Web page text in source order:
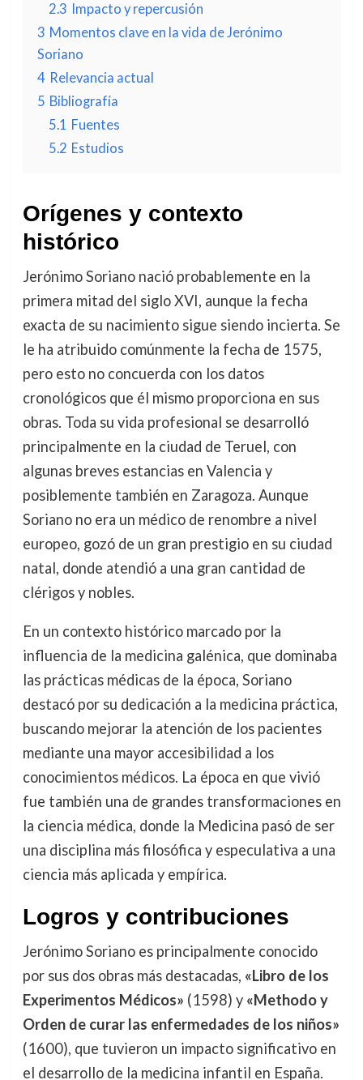
2.3 Impacto y repercusión
3 Momentos clave en la vida de Jerónimo
Soriano
4 Relevancia actual
5 Bibliografía
5.1 Fuentes
5.2 Estudios
Orígenes y contexto
histórico
Jerónimo Soriano nació probablemente en la
primera mitad del siglo XVI, aunque la fecha
exacta de su nacimiento sigue siendo incierta. Se
le ha atribuido comúnmente la fecha de 1575,
pero esto no concuerda con los datos
cronológicos que él mismo proporciona en sus
obras. Toda su vida profesional se desarrolló
principalmente en la ciudad de Teruel, con
algunas breves estancias en Valencia y
posiblemente también en Zaragoza. Aunque
Soriano no era un médico de renombre a nivel
europeo, gozó de un gran prestigio en su ciudad
natal, donde atendió a una gran cantidad de
clérigos y nobles.
En un contexto histórico marcado por la
influencia de la medicina galénica, que dominaba
las prácticas médicas de la época, Soriano
destacó por su dedicación a la medicina práctica,
buscando mejorar la atención de los pacientes
mediante una mayor accesibilidad a los
conocimientos médicos. La época en que vivió
fue también una de grandes transformaciones en
la ciencia médica, donde la Medicina pasó de ser
una disciplina más filosófica y especulativa a una
ciencia más aplicada y empírica.
Logros y contribuciones
Jerónimo Soriano es principalmente conocido
por sus dos obras más destacadas, «Libro de los
Experimentos Médicos» (1598) y «Methodo y
Orden de curar las enfermedades de los niños»
(1600), que tuvieron un impacto significativo en
el desarrollo de la medicina infantil en España.